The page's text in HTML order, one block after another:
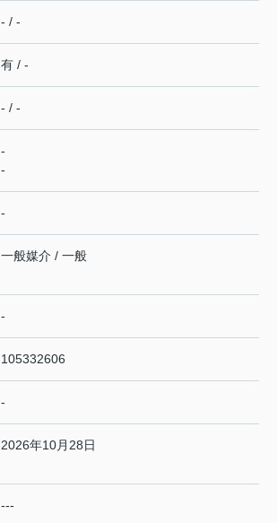
- / -
有 / -
- / -
-
-
-
一般媒介 / 一般
-
105332606
-
2026年10月28日
---